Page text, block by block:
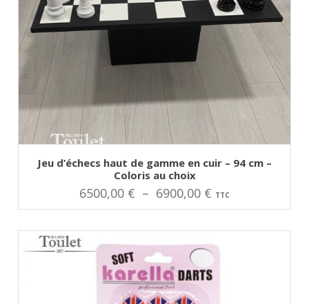
Ce
produit
a
plusieurs
variations.
Les
peuvent
choisies
sur
la
page
du
produit
Jeu d’échecs haut de gamme en cuir – 94 cm –
Coloris au choix
6500,00 € – 6900,00 € Plage
de
prix :
6500,00 €
à
TTC